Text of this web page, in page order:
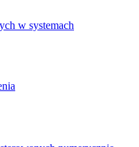
w systemach